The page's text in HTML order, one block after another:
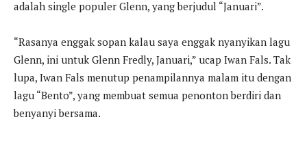
adalah single populer Glenn, yang berjudul “Januari”.
“Rasanya enggak sopan kalau saya enggak nyanyikan lagu
Glenn, ini untuk Glenn Fredly, Januari,” ucap Iwan Fals. Tak
lupa, Iwan Fals menutup penampilannya malam itu dengan
lagu “Bento”, yang membuat semua penonton berdiri dan
benyanyi bersama.